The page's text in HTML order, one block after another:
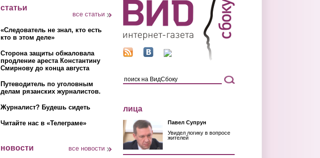
статьи
все статьи
«Следователь не знал, кто есть
кто в этом деле»
Сторона защиты обжаловала
продление ареста Константину
Смирнову до конца августа
Путеводитель по уголовным
делам рязанских журналистов.
Журналист? Будешь сидеть
Читайте нас в «Телеграме»
новости все новости
лица
Павел Супрун
Увидел логику в вопросе
жителей